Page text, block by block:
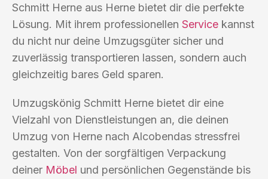
Schmitt Herne aus Herne bietet dir die perfekte
Lösung. Mit ihrem professionellen Service kannst
du nicht nur deine Umzugsgüter sicher und
zuverlässig transportieren lassen, sondern auch
gleichzeitig bares Geld sparen.
Umzugskönig Schmitt Herne bietet dir eine
Vielzahl von Dienstleistungen an, die deinen
Umzug von Herne nach Alcobendas stressfrei
gestalten. Von der sorgfältigen Verpackung
deiner Möbel und persönlichen Gegenstände bis